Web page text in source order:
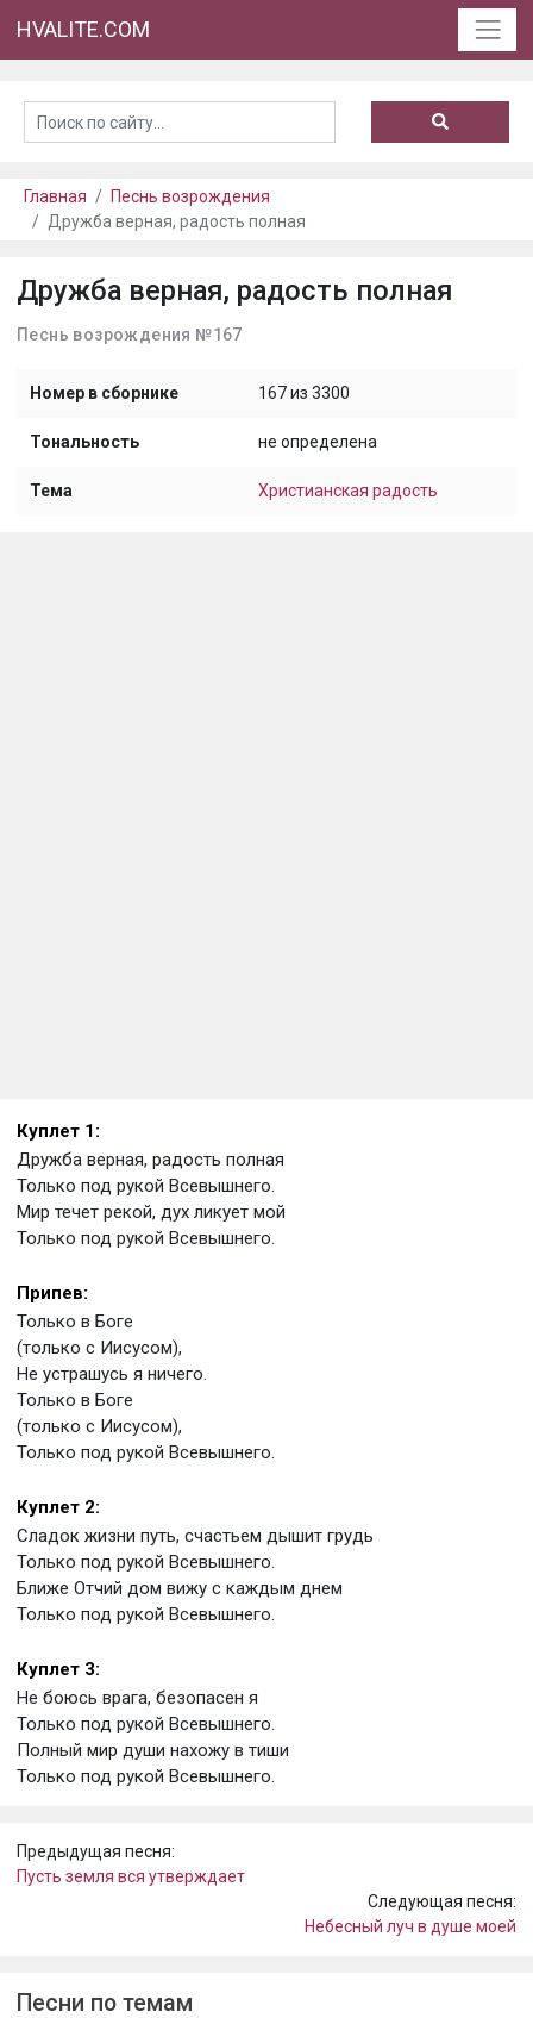
HVALITE.COM
Главная
Песнь возрождения
Дружба верная, радость полная
Дружба верная, радость полная
Песнь возрождения №167
Номер в сборнике 167 из 3300
Тональность не определена
Тема Христианская радость
Куплет 1:
Дружба верная, радость полная
Только под рукой Всевышнего.
Мир течет рекой, дух ликует мой
Только под рукой Всевышнего.
Припев:
Только в Боге
(только с Иисусом),
Не устрашусь я ничего.
Только в Боге
(только с Иисусом),
Только под рукой Всевышнего.
Куплет 2:
Сладок жизни путь, счастьем дышит грудь
Только под рукой Всевышнего.
Ближе Отчий дом вижу с каждым днем
Только под рукой Всевышнего.
Куплет 3:
Не боюсь врага, безопасен я
Только под рукой Всевышнего.
Полный мир души нахожу в тиши
Только под рукой Всевышнего.
Предыдущая песня:
Пусть земля вся утверждает
Следующая песня:
Небесный луч в душе моей
Песни по темам